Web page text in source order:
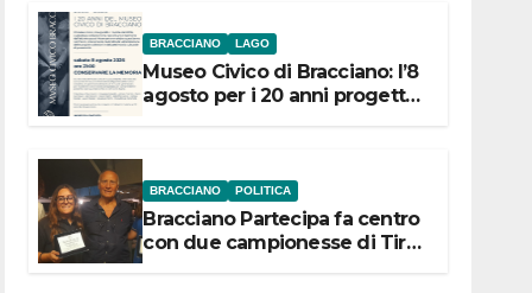
BRACCIANO LAGO
Museo Civico di Bracciano: l’8
agosto per i 20 anni progetto
BRACCIANO POLITICA
Bracciano Partecipa fa centro
con due campionesse di Tiro